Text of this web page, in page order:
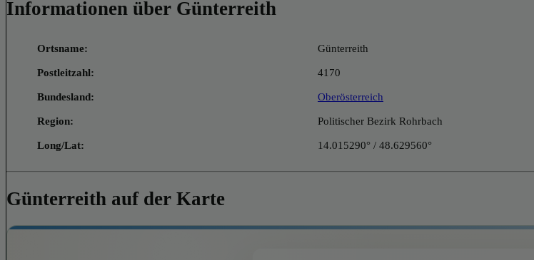
Informationen über Günterreith
Ortsname: Günterreith
Postleitzahl: 4170
Bundesland: Oberösterreich
Region: Politischer Bezirk Rohrbach
Long/Lat: 14.015290° / 48.629560°
Günterreith auf der Karte